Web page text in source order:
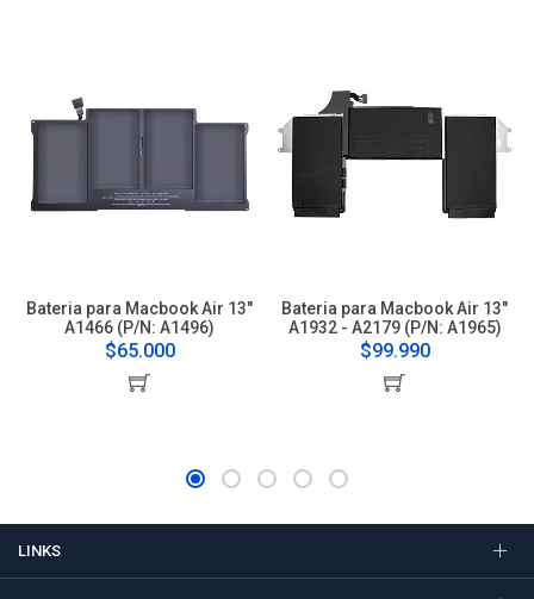
Bateria para Macbook Air 13"
A1466 (P/N: A1496)
$65.000
Bateria para Macbook Air 13"
A1932 - A2179 (P/N: A1965)
$99.990
LINKS